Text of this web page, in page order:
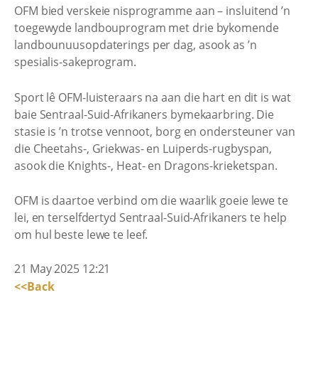
OFM bied verskeie nisprogramme aan – insluitend ’n
toegewyde landbouprogram met drie bykomende
landbounuusopdaterings per dag, asook as ’n
spesialis-sakeprogram.
Sport lê OFM-luisteraars na aan die hart en dit is wat
baie Sentraal-Suid-Afrikaners bymekaarbring. Die
stasie is ’n trotse vennoot, borg en ondersteuner van
die Cheetahs-, Griekwas- en Luiperds-rugbyspan,
asook die Knights-, Heat- en Dragons-krieketspan.
OFM is daartoe verbind om die waarlik goeie lewe te
lei, en terselfdertyd Sentraal-Suid-Afrikaners te help
om hul beste lewe te leef.
21 May 2025 12:21
<<Back